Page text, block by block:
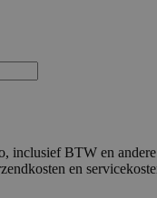
inclusief BTW en
en